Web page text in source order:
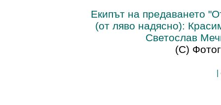
Екипът на предаването
(от ляво надясно):
Светослав
(С)